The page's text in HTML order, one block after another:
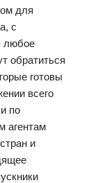
для
с
любое
обратиться
готовы
всего
по
агентам
и